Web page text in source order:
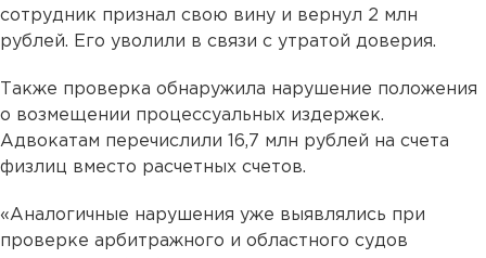
сотрудник признал свою вину и вернул 2 млн
рублей. Его уволили в связи с утратой доверия.
Также проверка обнаружила нарушение положения
о возмещении процессуальных издержек.
Адвокатам перечислили 16,7 млн рублей на счета
физлиц вместо расчетных счетов.
«Аналогичные нарушения уже выявлялись при
проверке арбитражного и областного судов